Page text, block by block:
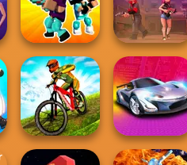
Music Rush
Tom Clancy's
Shootout
Noob vs Pro
Challenge
Vortex 9